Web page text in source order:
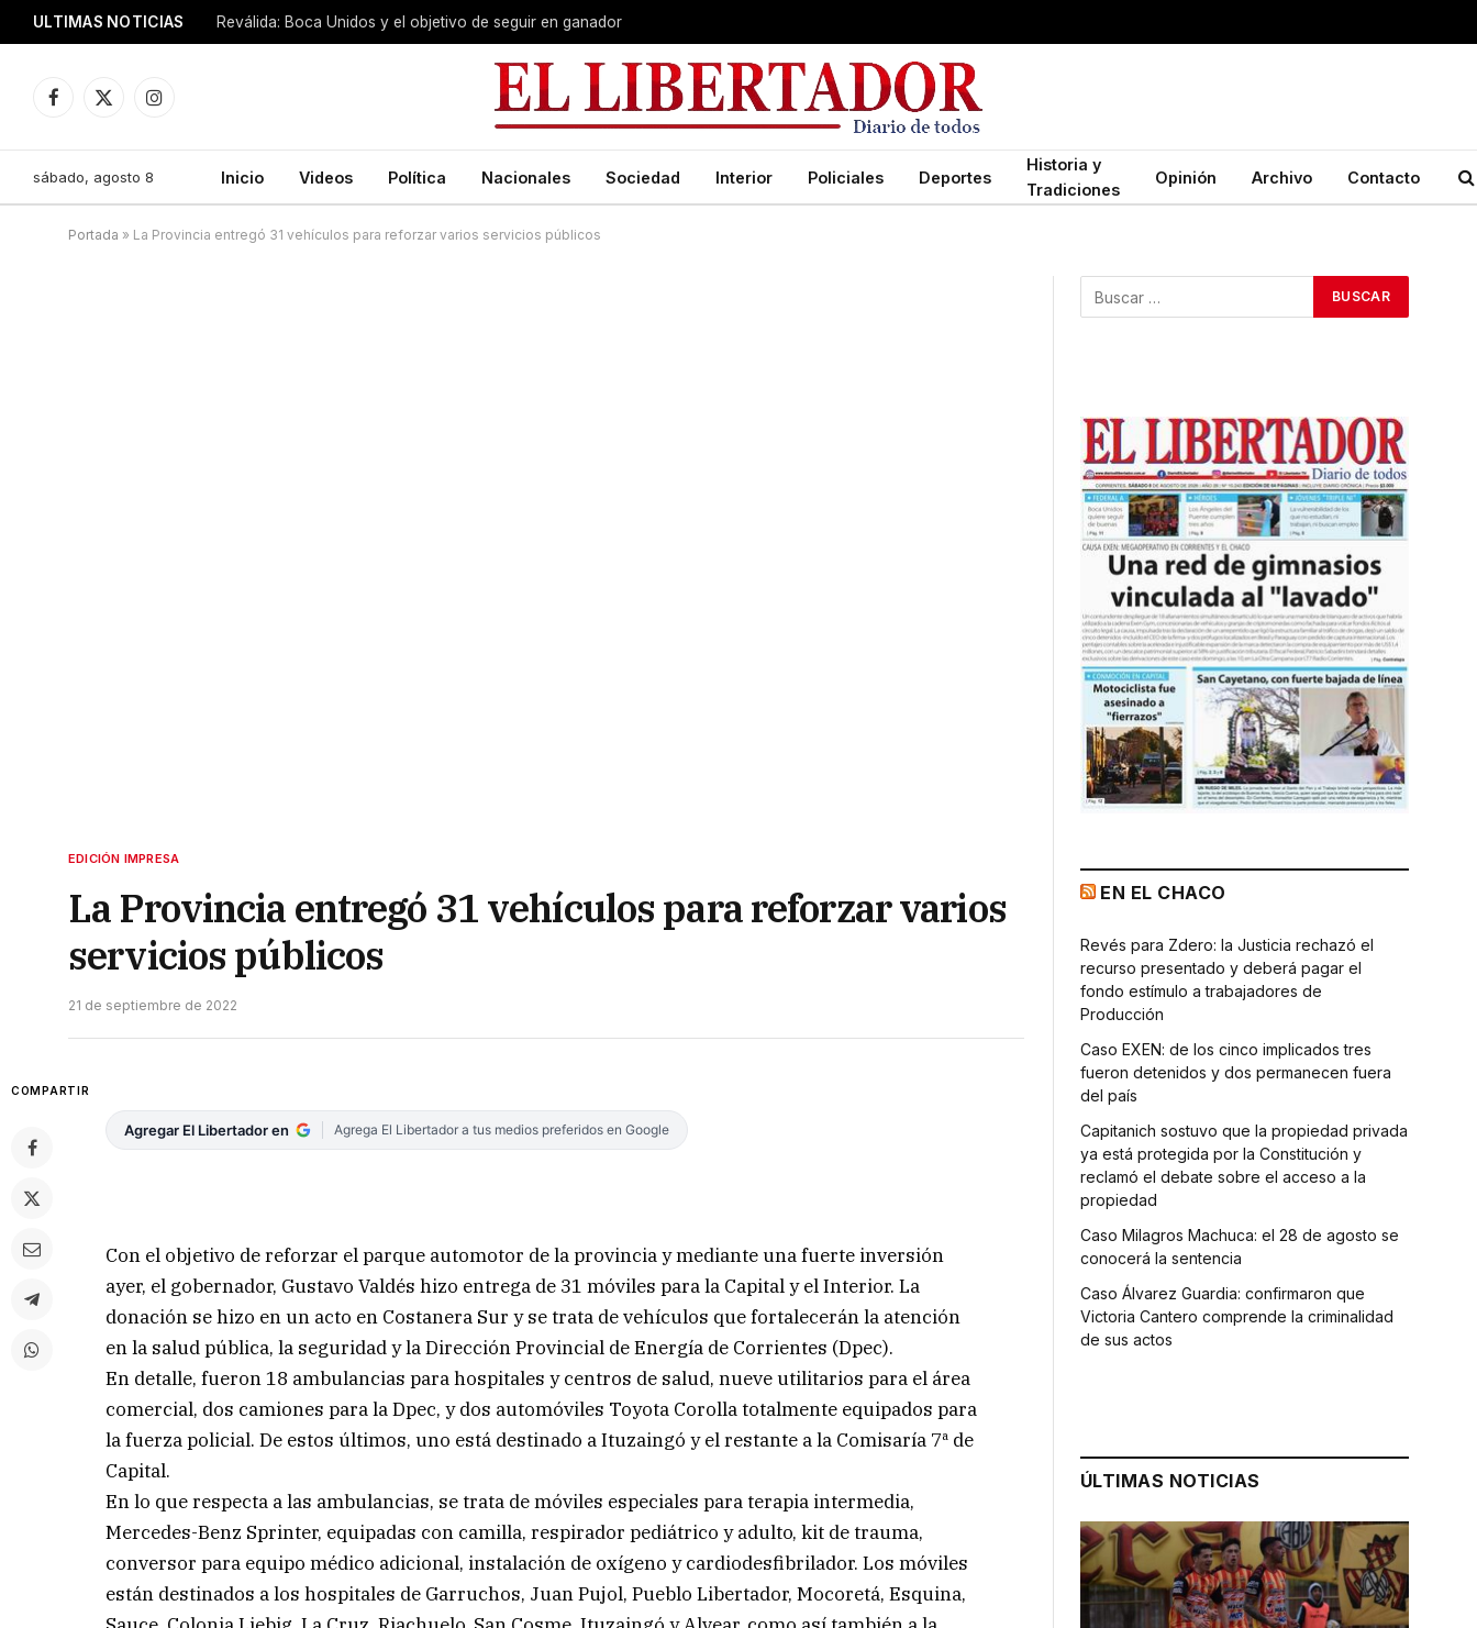
ULTIMAS NOTICIAS Reválida: Boca Unidos y el objetivo de seguir en ganador
Facebook
X
Instagram
sábado, agosto 8 Inicio Videos Política Nacionales Sociedad Interior Policiales Deportes
Historia y
Tradiciones
Opinión Archivo Contacto
Portada » La Provincia entregó 31 vehículos para reforzar varios servicios públicos
EDICIÓN IMPRESA
La Provincia entregó 31 vehículos para reforzar varios
servicios públicos
21 de septiembre de 2022
COMPARTIR
Agregar El Libertador en Agrega El Libertador a tus medios preferidos en Google
Con el objetivo de reforzar el parque automotor de la provincia y mediante una fuerte inversión
ayer, el gobernador, Gustavo Valdés hizo entrega de 31 móviles para la Capital y el Interior. La
donación se hizo en un acto en Costanera Sur y se trata de vehículos que fortalecerán la atención
en la salud pública, la seguridad y la Dirección Provincial de Energía de Corrientes (Dpec).
En detalle, fueron 18 ambulancias para hospitales y centros de salud, nueve utilitarios para el área
comercial, dos camiones para la Dpec, y dos automóviles Toyota Corolla totalmente equipados para
la fuerza policial. De estos últimos, uno está destinado a Ituzaingó y el restante a la Comisaría 7ª de
Capital.
En lo que respecta a las ambulancias, se trata de móviles especiales para terapia intermedia,
Mercedes-Benz Sprinter, equipadas con camilla, respirador pediátrico y adulto, kit de trauma,
conversor para equipo médico adicional, instalación de oxígeno y cardiodesfibrilador. Los móviles
están destinados a los hospitales de Garruchos, Juan Pujol, Pueblo Libertador, Mocoretá, Esquina,
EN EL CHACO
Revés para Zdero: la Justicia rechazó el
recurso presentado y deberá pagar el
fondo estímulo a trabajadores de
Producción
Caso EXEN: de los cinco implicados tres
fueron detenidos y dos permanecen fuera
del país
Capitanich sostuvo que la propiedad privada
ya está protegida por la Constitución y
reclamó el debate sobre el acceso a la
propiedad
Caso Milagros Machuca: el 28 de agosto se
conocerá la sentencia
Caso Álvarez Guardia: confirmaron que
Victoria Cantero comprende la criminalidad
de sus actos
ÚLTIMAS NOTICIAS